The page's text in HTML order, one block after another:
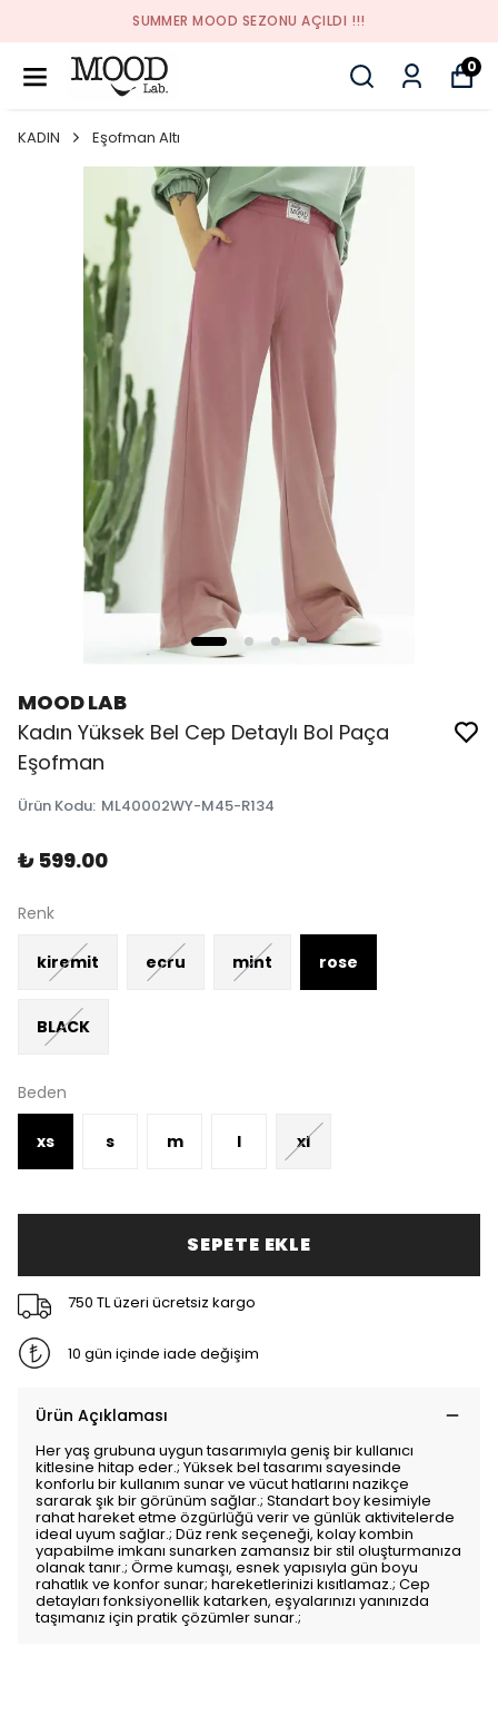
SUMMER MOOD SEZONU AÇILDI !!!
0
KADIN Eşofman Altı
MOOD LAB
Kadın Yüksek Bel Cep Detaylı Bol Paça
Eşofman
Ürün Kodu: ML40002WY-M45-R134
₺ 599.00
Renk
kiremit ecru mint rose
BLACK
Beden
xs s m l xl
SEPETE EKLE
750 TL üzeri ücretsiz kargo
10 gün içinde iade değişim
Ürün Açıklaması
Her yaş grubuna uygun tasarımıyla geniş bir kullanıcı
kitlesine hitap eder.; Yüksek bel tasarımı sayesinde
konforlu bir kullanım sunar ve vücut hatlarını nazikçe
sararak şık bir görünüm sağlar.; Standart boy kesimiyle
rahat hareket etme özgürlüğü verir ve günlük aktivitelerde
ideal uyum sağlar.; Düz renk seçeneği, kolay kombin
yapabilme imkanı sunarken zamansız bir stil oluşturmanıza
olanak tanır.; Örme kumaşı, esnek yapısıyla gün boyu
rahatlık ve konfor sunar; hareketlerinizi kısıtlamaz.; Cep
detayları fonksiyonellik katarken, eşyalarınızı yanınızda
taşımanız için pratik çözümler sunar.;